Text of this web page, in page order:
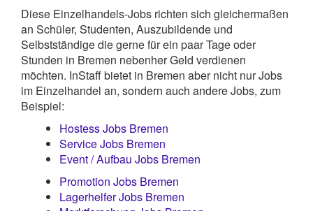
Diese Einzelhandels-Jobs richten sich gleichermaßen
an Schüler, Studenten, Auszubildende und
Selbstständige die gerne für ein paar Tage oder
Stunden in Bremen nebenher Geld verdienen
möchten. InStaff bietet in Bremen aber nicht nur Jobs
im Einzelhandel an, sondern auch andere Jobs, zum
Beispiel:
Hostess Jobs Bremen
Service Jobs Bremen
Event / Aufbau Jobs Bremen
Promotion Jobs Bremen
Lagerhelfer Jobs Bremen